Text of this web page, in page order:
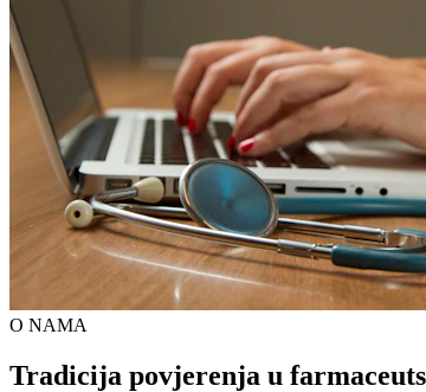
O NAMA
Tradicija povjerenja u